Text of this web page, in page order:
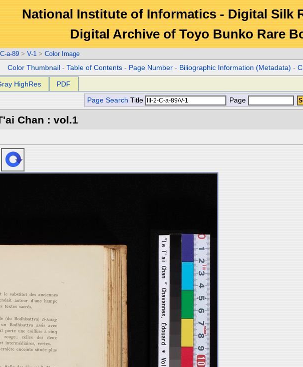
National Institute of Informatics - Digital Silk
Digital Archive of Toyo Bunko Rare
C-a-89 > V-1 > Color Image
Color Thumbnail -Table of Contents - Page Number - Biliographic Information (Metadata) -
HighRes PDF
Page Search Title Page
Chan : vol.1